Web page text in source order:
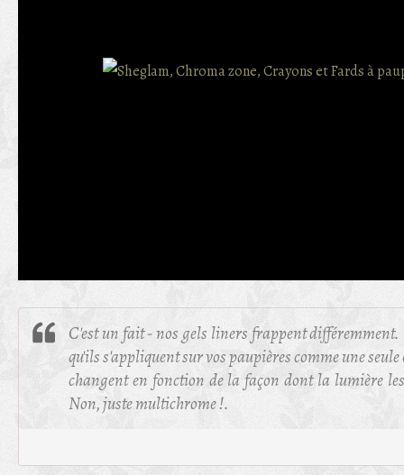
C'est un fait - nos gels liners frappent
qu'ils s'appliquent sur vos paupières comme une
changent en fonction de la façon dont la lumière
Non, juste multichrome !.